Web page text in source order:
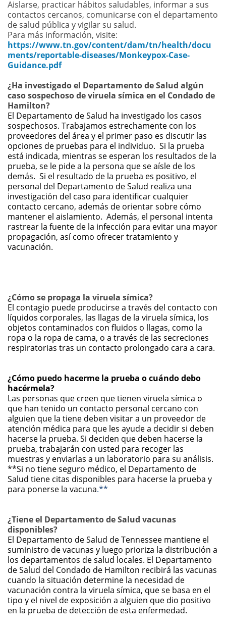
Aislarse, practicar hábitos saludables, informar a sus
contactos cercanos, comunicarse con el departamento
de salud pública y vigilar su salud.
Para más información, visite:
https://www.tn.gov/content/dam/tn/health/docu
ments/reportable-diseases/Monkeypox-Case-
Guidance.pdf
¿Ha investigado el Departamento de Salud algún
caso sospechoso de viruela símica en el Condado de
Hamilton?
El Departamento de Salud ha investigado los casos
sospechosos. Trabajamos estrechamente con los
proveedores del área y el primer paso es discutir las
opciones de pruebas para el individuo. Si la prueba
está indicada, mientras se esperan los resultados de la
prueba, se le pide a la persona que se aísle de los
demás. Si el resultado de la prueba es positivo, el
personal del Departamento de Salud realiza una
investigación del caso para identificar cualquier
contacto cercano, además de orientar sobre cómo
mantener el aislamiento. Además, el personal intenta
rastrear la fuente de la infección para evitar una mayor
propagación, así como ofrecer tratamiento y
vacunación.
¿Cómo se propaga la viruela símica?
El contagio puede producirse a través del contacto con
líquidos corporales, las llagas de la viruela símica, los
objetos contaminados con fluidos o llagas, como la
ropa o la ropa de cama, o a través de las secreciones
respiratorias tras un contacto prolongado cara a cara.
¿Cómo puedo hacerme la prueba o cuándo debo
hacérmela?
Las personas que creen que tienen viruela símica o
que han tenido un contacto personal cercano con
alguien que la tiene deben visitar a un proveedor de
atención médica para que les ayude a decidir si deben
hacerse la prueba. Si deciden que deben hacerse la
prueba, trabajarán con usted para recoger las
muestras y enviarlas a un laboratorio para su análisis.
**Si no tiene seguro médico, el Departamento de
Salud tiene citas disponibles para hacerse la prueba y
para ponerse la vacuna.**
¿Tiene el Departamento de Salud vacunas
disponibles?
El Departamento de Salud de Tennessee mantiene el
suministro de vacunas y luego prioriza la distribución a
los departamentos de salud locales. El Departamento
de Salud del Condado de Hamilton recibirá las vacunas
cuando la situación determine la necesidad de
vacunación contra la viruela símica, que se basa en el
tipo y el nivel de exposición a alguien que dio positivo
en la prueba de detección de esta enfermedad.